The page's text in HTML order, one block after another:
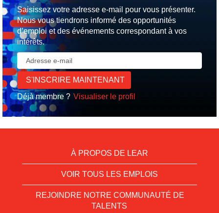
Saisissez votre adresse e-mail pour vous présenter.
Nous vous tiendrons informé des opportunités
d’emploi et des événements correspondant à vos
intérêts.
Déjà membre ? Visualiser le profil
À PROPOS DE LEAR
VOIR TOUS LES EMPLOIS
REJOINDRE NOTRE COMMUNAUTÉ DE
TALENTS